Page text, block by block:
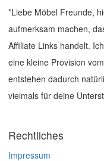
*Liebe Möbel Freunde,
aufmerksam machen,
Affiliate Links handelt.
eine kleine Provision
entstehen dadurch
vielmals für deine
Rechtliches
Impressum